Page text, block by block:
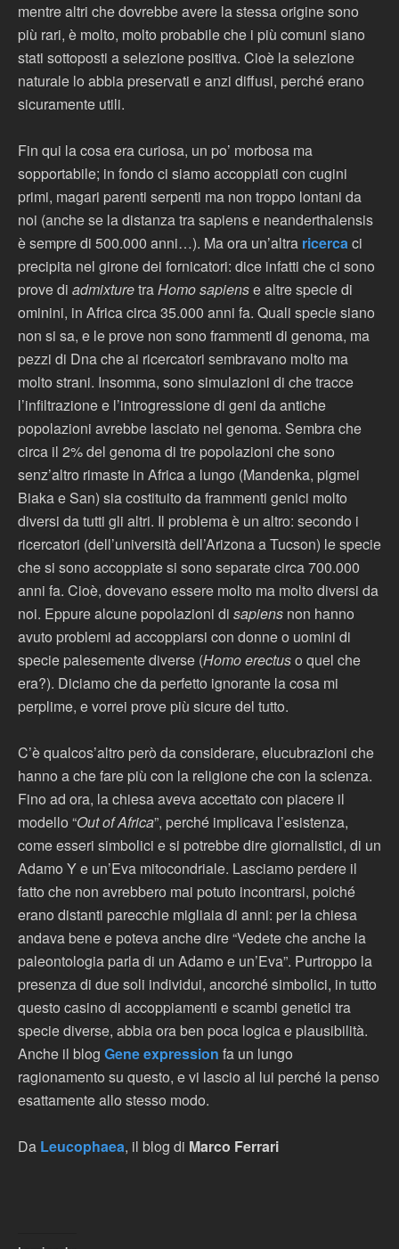
mentre altri che dovrebbe avere la stessa origine sono
più rari, è molto, molto probabile che i più comuni siano
stati sottoposti a selezione positiva. Cioè la selezione
naturale lo abbia preservati e anzi diffusi, perché erano
sicuramente utili.
Fin qui la cosa era curiosa, un po’ morbosa ma
sopportabile; in fondo ci siamo accoppiati con cugini
primi, magari parenti serpenti ma non troppo lontani da
noi (anche se la distanza tra sapiens e neanderthalensis
è sempre di 500.000 anni…). Ma ora un’altra ricercaci
precipita nel girone dei fornicatori: dice infatti che ci sono
prove di admixturetraHomo sapiense altre specie di
ominini, in Africa circa 35.000 anni fa. Quali specie siano
non si sa, e le prove non sono frammenti di genoma, ma
pezzi di Dna che ai ricercatori sembravano molto ma
molto strani. Insomma, sono simulazioni di che tracce
l’infiltrazione e l’introgressione di geni da antiche
popolazioni avrebbe lasciato nel genoma. Sembra che
circa il 2% del genoma di tre popolazioni che sono
senz’altro rimaste in Africa a lungo (Mandenka, pigmei
Biaka e San) sia costituito da frammenti genici molto
diversi da tutti gli altri. Il problema è un altro: secondo i
ricercatori (dell’università dell’Arizona a Tucson) le specie
che si sono accoppiate si sono separate circa 700.000
anni fa. Cioè, dovevano essere molto ma molto diversi da
noi. Eppure alcune popolazioni di sapiens non hanno
avuto problemi ad accoppiarsi con donne o uomini di
specie palesemente diverse (Homo erectuso quel che
era?). Diciamo che da perfetto ignorante la cosa mi
perplime, e vorrei prove più sicure del tutto.
C’è qualcos’altro però da considerare, elucubrazioni che
hanno a che fare più con la religione che con la scienza.
Fino ad ora, la chiesa aveva accettato con piacere il
modello “Out of Africa”, perché implicava l’esistenza,
come esseri simbolici e si potrebbe dire giornalistici, di un
Adamo Y e un’Eva mitocondriale. Lasciamo perdere il
fatto che non avrebbero mai potuto incontrarsi, poiché
erano distanti parecchie migliaia di anni: per la chiesa
andava bene e poteva anche dire “Vedete che anche la
paleontologia parla di un Adamo e un’Eva”. Purtroppo la
presenza di due soli individui, ancorché simbolici, in tutto
questo casino di accoppiamenti e scambi genetici tra
specie diverse, abbia ora ben poca logica e plausibilità.
Anche il blog Gene expression fa un lungo
ragionamento su questo, e vi lascio al lui perché la penso
esattamente allo stesso modo.
Da Leucophaea, il blog di Marco Ferrari